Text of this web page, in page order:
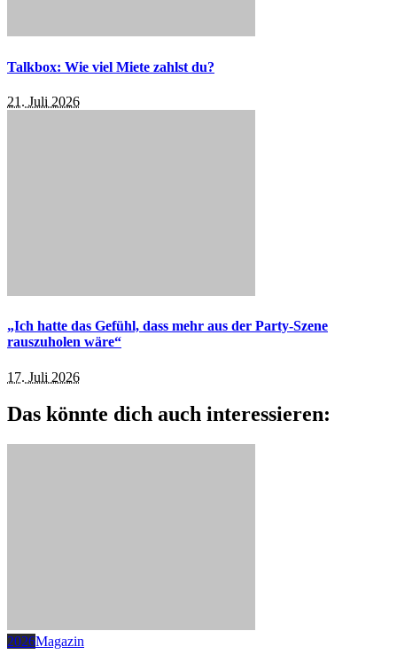
Talkbox: Wie viel Miete zahlst du?
21. Juli 2026
„Ich hatte das Gefühl, dass mehr aus der Party-Szene
rauszuholen wäre“
17. Juli 2026
Das könnte dich auch interessieren:
2026Magazin